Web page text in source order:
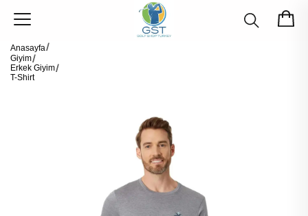
Anasayfa
Giyim
Erkek Giyim
T-Shirt